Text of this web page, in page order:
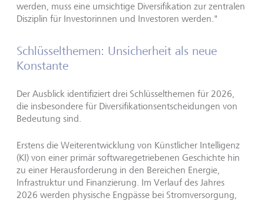
werden, muss eine umsichtige Diversifikation zur zentralen
Disziplin für Investorinnen und Investoren werden."
Schlüsselthemen: Unsicherheit als neue
Konstante
Der Ausblick identifiziert drei Schlüsselthemen für 2026,
die insbesondere für Diversifikationsentscheidungen von
Bedeutung sind.
Erstens die Weiterentwicklung von Künstlicher Intelligenz
(KI) von einer primär softwaregetriebenen Geschichte hin
zu einer Herausforderung in den Bereichen Energie,
Infrastruktur und Finanzierung. Im Verlauf des Jahres
2026 werden physische Engpässe bei Stromversorgung,